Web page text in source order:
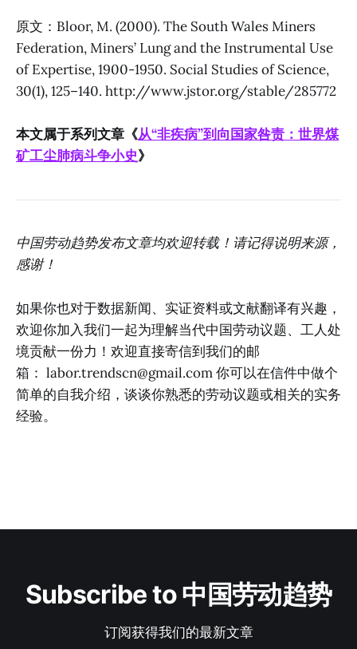
原文：Bloor, M. (2000). The South Wales Miners
Federation, Miners’ Lung and the Instrumental Use
of Expertise, 1900-1950. Social Studies of Science,
30(1), 125–140. http://www.jstor.org/stable/285772
本文属于系列文章《从“非疾病”到向国家咎责：世界煤
矿工尘肺病斗争小史》
中国劳动趋势发布文章均欢迎转载！请记得说明来源，
感谢！
如果你也对于数据新闻、实证资料或文献翻译有兴趣，
欢迎你加入我们一起为理解当代中国劳动议题、工人处
境贡献一份力！欢迎直接寄信到我们的邮
箱： labor.trendscn@gmail.com你可以在信件中做个
简单的自我介绍，谈谈你熟悉的劳动议题或相关的实务
经验。
Subscribe to 中国劳动趋势
订阅获得我们的最新文章